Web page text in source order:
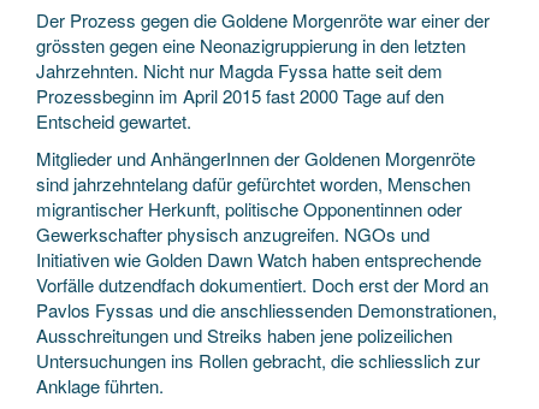
Der Prozess gegen die Goldene Morgenröte war einer der
grössten gegen eine Neonazigruppierung in den letzten
Jahrzehnten. Nicht nur Magda Fyssa hatte seit dem
Prozessbeginn im April 2015 fast 2000 Tage auf den
Entscheid gewartet.
Mitglieder und AnhängerInnen der Goldenen Morgenröte
sind jahrzehntelang dafür gefürchtet worden, Menschen
migrantischer Herkunft, politische Opponentinnen oder
Gewerkschafter physisch anzugreifen. NGOs und
Initiativen wie Golden Dawn Watch haben entsprechende
Vorfälle dutzendfach dokumentiert. Doch erst der Mord an
Pavlos Fyssas und die anschliessenden Demonstrationen,
Ausschreitungen und Streiks haben jene polizeilichen
Untersuchungen ins Rollen gebracht, die schliesslich zur
Anklage führten.